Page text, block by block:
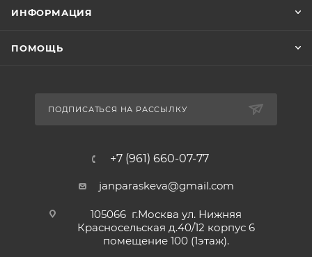
ИНФОРМАЦИЯ
ПОМОЩЬ
ПОДПИСАТЬСЯ НА РАССЫЛКУ
+7 (961) 660-07-77
janparaskeva@gmail.com
105066 г.Москва ул. Нижняя
Красносельская д.40/12 корпус 6
помещение 100 (1этаж).